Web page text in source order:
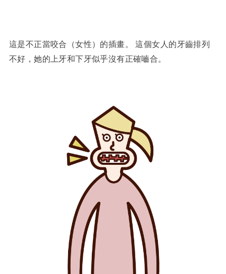
這是不正當咬合（女性）的插畫。 這個女人的牙齒排列
不好，她的上牙和下牙似乎沒有正確嚙合。